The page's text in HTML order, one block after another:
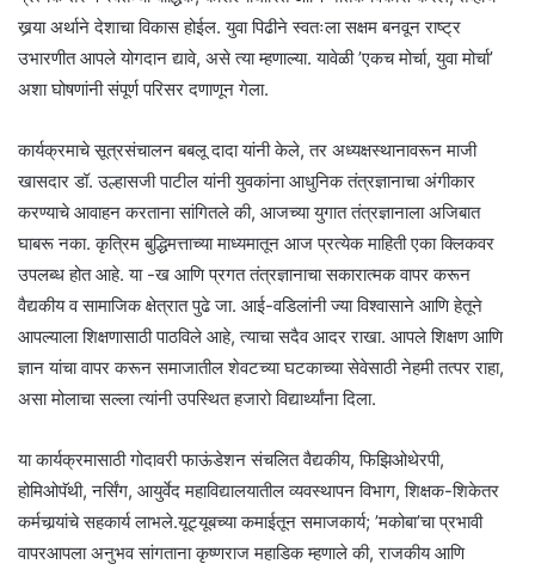
खर्‍या अर्थाने देशाचा विकास होईल. युवा पिढीने स्वतःला सक्षम बनवून राष्ट्र
उभारणीत आपले योगदान द्यावे, असे त्या म्हणाल्या. यावेळी ’एकच मोर्चा, युवा मोर्चा’
अशा घोषणांनी संपूर्ण परिसर दणाणून गेला.
कार्यक्रमाचे सूत्रसंचालन बबलू दादा यांनी केले, तर अध्यक्षस्थानावरून माजी
खासदार डॉ. उल्हासजी पाटील यांनी युवकांना आधुनिक तंत्रज्ञानाचा अंगीकार
करण्याचे आवाहन करताना सांगितले की, आजच्या युगात तंत्रज्ञानाला अजिबात
घाबरू नका. कृत्रिम बुद्धिमत्ताच्या माध्यमातून आज प्रत्येक माहिती एका क्लिकवर
उपलब्ध होत आहे. या -ख आणि प्रगत तंत्रज्ञानाचा सकारात्मक वापर करून
वैद्यकीय व सामाजिक क्षेत्रात पुढे जा. आई-वडिलांनी ज्या विश्वासाने आणि हेतूने
आपल्याला शिक्षणासाठी पाठविले आहे, त्याचा सदैव आदर राखा. आपले शिक्षण आणि
ज्ञान यांचा वापर करून समाजातील शेवटच्या घटकाच्या सेवेसाठी नेहमी तत्पर राहा,
असा मोलाचा सल्ला त्यांनी उपस्थित हजारो विद्यार्थ्यांना दिला.
या कार्यक्रमासाठी गोदावरी फाऊंडेशन संचलित वैद्यकीय, फिझिओथेरपी,
होमिओपॅथी, नर्सिंग, आयुर्वेद महाविद्यालयातील व्यवस्थापन विभाग, शिक्षक-शिकेतर
कर्मचार्‍यांचे सहकार्य लाभले.यूट्यूबच्या कमाईतून समाजकार्य; ’मकोबा’चा प्रभावी
वापरआपला अनुभव सांगताना कृष्णराज महाडिक म्हणाले की, राजकीय आणि